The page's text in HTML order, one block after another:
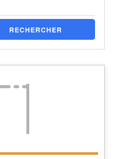
RECHERCHER